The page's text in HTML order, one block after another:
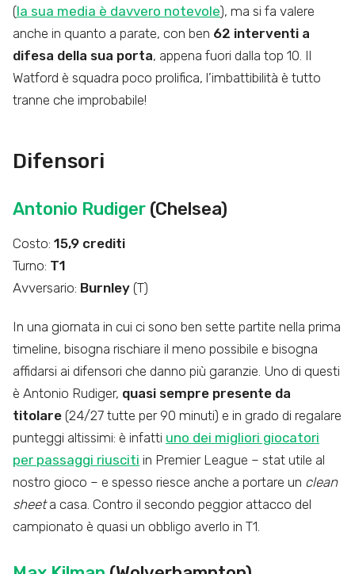
(la sua media è davvero notevole), ma si fa valere
anche in quanto a parate, con ben 62 interventi a
difesa della sua porta, appena fuori dalla top 10. Il
Watford è squadra poco prolifica, l’imbattibilità è tutto
tranne che improbabile!
Difensori
Antonio Rudiger (Chelsea)
Costo: 15,9 crediti
Turno: T1
Avversario: Burnley (T)
In una giornata in cui ci sono ben sette partite nella prima
timeline, bisogna rischiare il meno possibile e bisogna
affidarsi ai difensori che danno più garanzie. Uno di questi
è Antonio Rudiger, quasi sempre presente da
titolare (24/27 tutte per 90 minuti) e in grado di regalare
punteggi altissimi: è infatti uno dei migliori giocatori
per passaggi riusciti in Premier League – stat utile al
nostro gioco – e spesso riesce anche a portare un clean
sheeta casa. Contro il secondo peggior attacco del
campionato è quasi un obbligo averlo in T1.